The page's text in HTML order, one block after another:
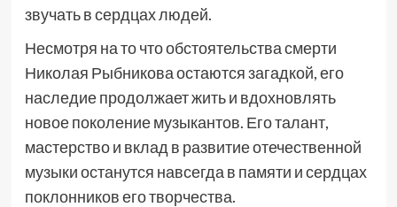
звучать в сердцах людей.
Несмотря на то что обстоятельства смерти
Николая Рыбникова остаются загадкой, его
наследие продолжает жить и вдохновлять
новое поколение музыкантов. Его талант,
мастерство и вклад в развитие отечественной
музыки останутся навсегда в памяти и сердцах
поклонников его творчества.